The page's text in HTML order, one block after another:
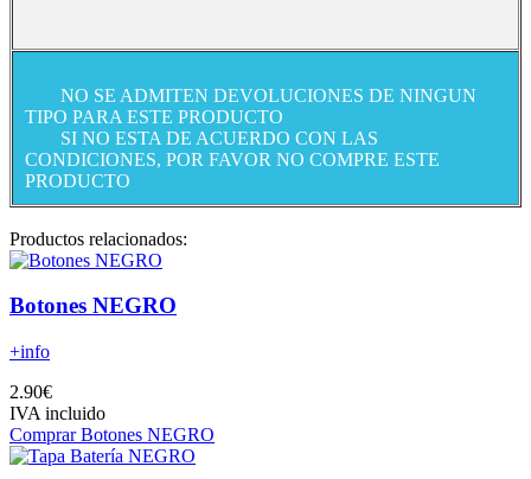
NO SE ADMITEN DEVOLUCIONES DE NINGUN
TIPO PARA ESTE PRODUCTO
SI NO ESTA DE ACUERDO CON LAS
CONDICIONES, POR FAVOR NO COMPRE ESTE
PRODUCTO
Productos relacionados:
Botones NEGRO
+info
2.90€
IVA incluido
Comprar Botones NEGRO